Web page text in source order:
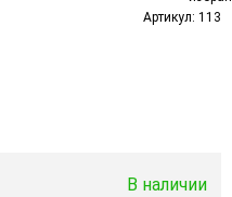
Артикул: 113
В наличии